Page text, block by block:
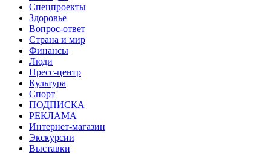
Спецпроекты
Здоровье
Вопрос-ответ
Страна и мир
Финансы
Люди
Пресс-центр
Культура
Спорт
ПОДПИСКА
РЕКЛАМА
Интернет-магазин
Экскурсии
Выставки